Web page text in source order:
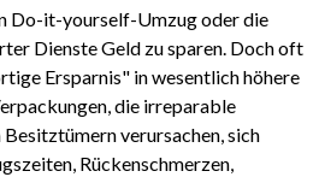
Do-it-yourself-Umzug oder die
Dienste Geld zu sparen. Doch oft
Ersparnis" in wesentlich höhere
die irreparable
verursachen, sich
Rückenschmerzen,